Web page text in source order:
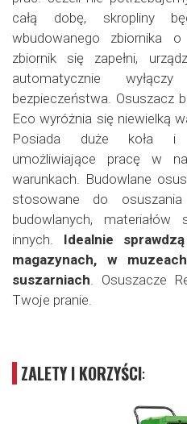
całą dobę, skropliny
wbudowanego zbiornika
zbiornik się zapełni,
automatycznie
bezpieczeństwa. Osuszacz
Eco wyróżnia się niewielką
Posiada duże koła i
umożliwiające pracę w
warunkach. Budowlane
stosowane do osuszania
budowlanych,
innych. Idealnie
magazynach, w
suszarniach. Osuszacze
Twoje pranie.
ZALETY I KORZYŚCI: